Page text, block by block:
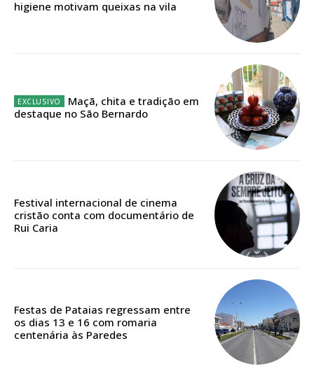
digitais.
Escolha o plano de assinatura desejado:
ASSINATURA
Edição em papel entregue à Quinta-feira em sua
Acesso aos conteúdos Exclusivos para
assinantes
Ofertas para assinatura anual
higiene motivam queixas na vila
Maçã, chita e tradição em
destaque no São Bernardo
Festival internacional de cinema
cristão conta com documentário de
Rui Caria
Festas de Pataias regressam entre
os dias 13 e 16 com romaria
centenária às Paredes